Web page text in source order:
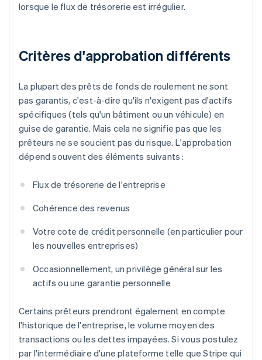
lorsque le flux de trésorerie est irrégulier.
Critères d'approbation différents
La plupart des prêts de fonds de roulement ne sont
pas garantis, c'est-à-dire qu'ils n'exigent pas d'actifs
spécifiques (tels qu'un bâtiment ou un véhicule) en
guise de garantie. Mais cela ne signifie pas que les
prêteurs ne se soucient pas du risque. L'approbation
dépend souvent des éléments suivants :
Flux de trésorerie de l'entreprise
Cohérence des revenus
Votre cote de crédit personnelle (en particulier pour
les nouvelles entreprises)
Occasionnellement, un privilège général sur les
actifs ou une garantie personnelle
Certains prêteurs prendront également en compte
l'historique de l'entreprise, le volume moyen des
transactions ou les dettes impayées. Si vous postulez
par l'intermédiaire d'une plateforme telle que Stripe qui